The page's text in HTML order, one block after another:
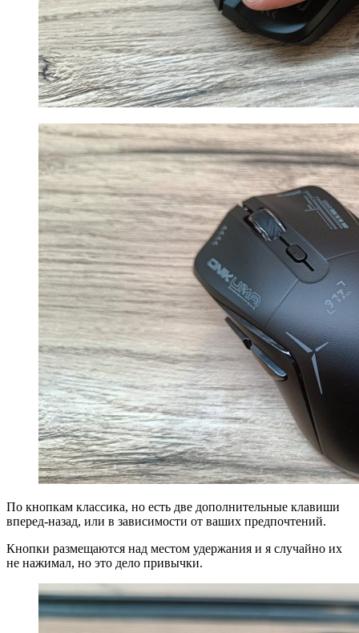
По кнопкам классика, но есть две дополнительные клавиши
вперед-назад, или в зависимости от ваших предпочтений.
Кнопки размещаются над местом удержания и я случайно их
не нажимал, но это дело привычки.